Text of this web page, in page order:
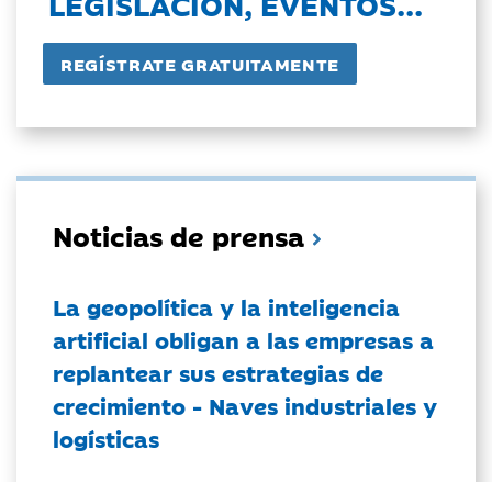
Noticias de prensa
La geopolítica y la inteligencia
artificial obligan a las empresas a
replantear sus estrategias de
crecimiento - Naves industriales y
logísticas